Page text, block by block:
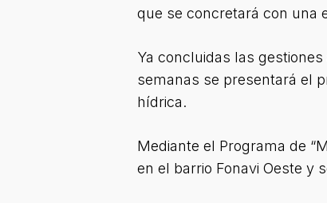
que se concretará con una
Ya concluidas las
semanas se presentará el
hídrica.
Mediante el Programa de
en el barrio Fonavi Oeste y